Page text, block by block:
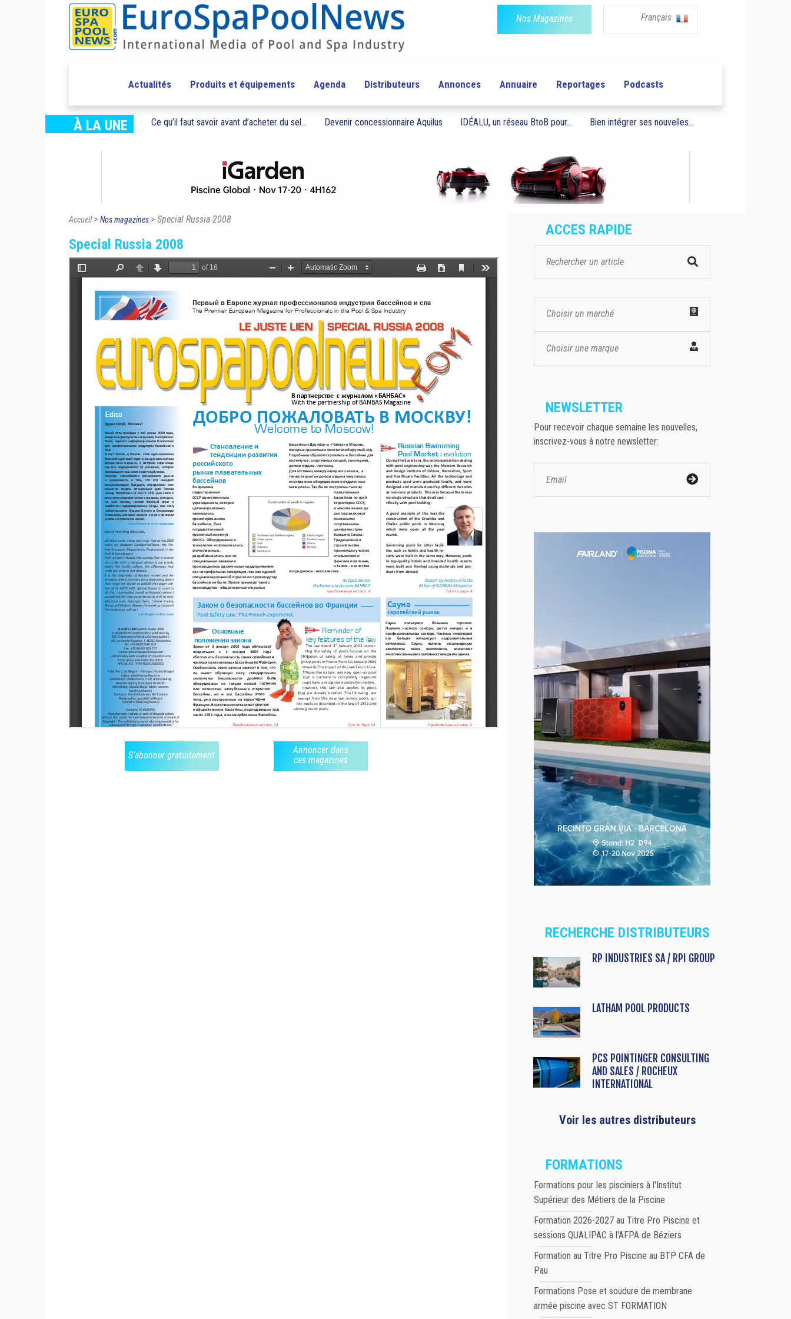
Nos Magazines Français
Actualités Produits et équipements Agenda Distributeurs Annonces Annuaire Reportages Podcasts
À LA UNE Ce qu’il faut savoir avant d’acheter du sel... Devenir concessionnaire Aquilus IDÉALU, un réseau BtoB pour... Bien intégrer ses nouvelles...
Accueil> Nos magazines> Special Russia 2008
Special Russia 2008
S'abonner gratuitement
Annoncer dans
ces magazines
ACCES RAPIDE
Choisir un marché
Choisir une marque
NEWSLETTER
Pour recevoir chaque semaine les nouvelles,
inscrivez-vous à notre newsletter:
RECHERCHE DISTRIBUTEURS
RP INDUSTRIES SA / RPI GROUP
LATHAM POOL PRODUCTS
PCS POINTINGER CONSULTING
AND SALES / ROCHEUX
INTERNATIONAL
Voir les autres distributeurs
FORMATIONS
Formations pour les pisciniers à l'Institut
Supérieur des Métiers de la Piscine
Formation 2026-2027 au Titre Pro Piscine et
sessions QUALIPAC à l'AFPA de Béziers
Formation au Titre Pro Piscine au BTP CFA de
Pau
Formations Pose et soudure de membrane
armée piscine avec ST FORMATION